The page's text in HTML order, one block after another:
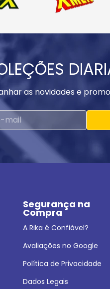
as novidades e
Segurança na
Compra
A Rika é Confiável?
Avaliações no Google
Política de Privacidade
Dados Legais